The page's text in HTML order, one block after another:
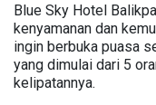
Blue Sky Hotel
kenyamanan dan
ingin berbuka puasa
yang dimulai dari 5
kelipatannya.